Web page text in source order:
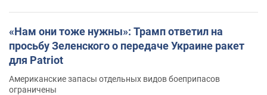
«Нам они тоже нужны»: Трамп ответил на
просьбу Зеленского о передаче Украине ракет
для Patriot
Американские запасы отдельных видов боеприпасов
ограничены